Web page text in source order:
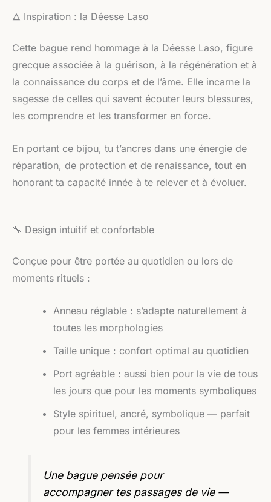
🜂 Inspiration : la Déesse Laso
Cette bague rend hommage à la Déesse Laso, figure
grecque associée à la guérison, à la régénération et à
la connaissance du corps et de l’âme. Elle incarne la
sagesse de celles qui savent écouter leurs blessures,
les comprendre et les transformer en force.
En portant ce bijou, tu t’ancres dans une énergie de
réparation, de protection et de renaissance, tout en
honorant ta capacité innée à te relever et à évoluer.
🔧 Design intuitif et confortable
Conçue pour être portée au quotidien ou lors de
moments rituels :
Anneau réglable : s’adapte naturellement à
toutes les morphologies
Taille unique : confort optimal au quotidien
Port agréable : aussi bien pour la vie de tous
les jours que pour les moments symboliques
Style spirituel, ancré, symbolique — parfait
pour les femmes intérieures
Une bague pensée pour
accompagner tes passages de vie —